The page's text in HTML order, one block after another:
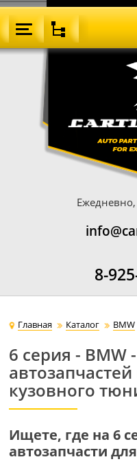
8-
Главная Каталог BMW
6 серия - BMW
кузовного
Ищете, где на 6
автозапчасти